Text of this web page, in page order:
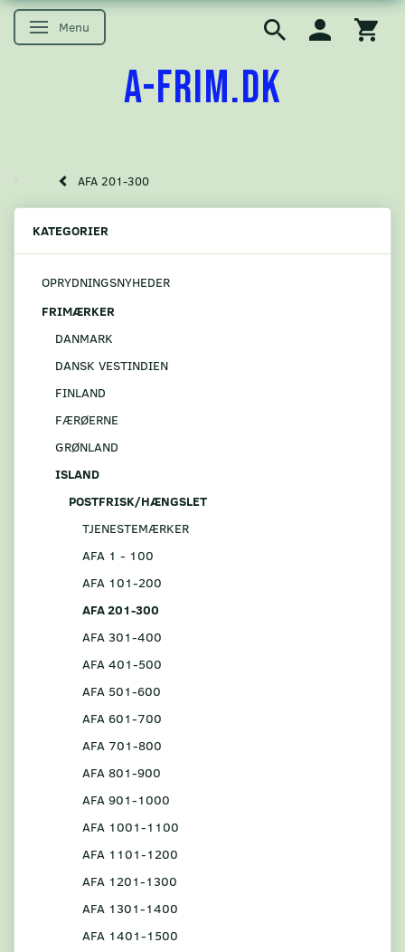
Skifte navigation
Menu
A-FRIM.DK
AFA 201-300
KATEGORIER
OPRYDNINGSNYHEDER
FRIMÆRKER
DANMARK
DANSK VESTINDIEN
FINLAND
FÆRØERNE
GRØNLAND
ISLAND
POSTFRISK/HÆNGSLET
TJENESTEMÆRKER
AFA 1 - 100
AFA 101-200
AFA 201-300
AFA 301-400
AFA 401-500
AFA 501-600
AFA 601-700
AFA 701-800
AFA 801-900
AFA 901-1000
AFA 1001-1100
AFA 1101-1200
AFA 1201-1300
AFA 1301-1400
AFA 1401-1500